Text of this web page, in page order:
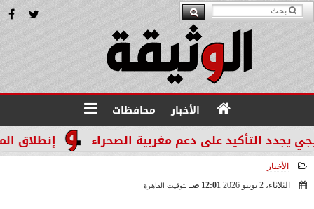
الأخبار محافظات
إنطلاق المرحله الثالثة بالموجة 29 التأكيد على دعم مغربية الصحراء
الأخبار
الثلاثاء، 2 يونيو 2026
12:01 صـ بتوقيت القاهرة